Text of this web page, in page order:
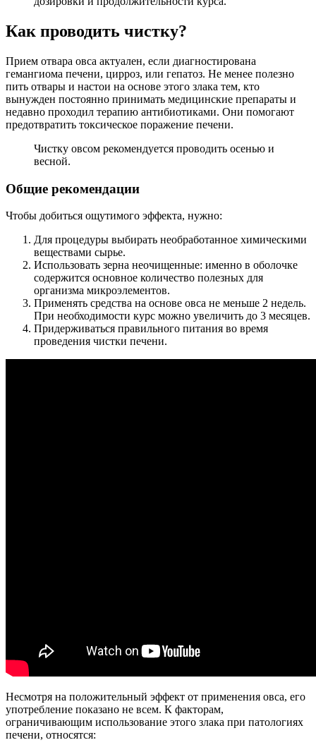
Как проводить чистку?
Прием отвара овса актуален, если диагностирована
гемангиома печени, цирроз, или гепатоз. Не менее полезно
пить отвары и настои на основе этого злака тем, кто
вынужден постоянно принимать медицинские препараты и
недавно проходил терапию антибиотиками. Они помогают
предотвратить токсическое поражение печени.
Чистку овсом рекомендуется проводить осенью и
весной.
Общие рекомендации
Чтобы добиться ощутимого эффекта, нужно:
Для процедуры выбирать необработанное химическими
веществами сырье.
Использовать зерна неочищенные: именно в оболочке
содержится основное количество полезных для
организма микроэлементов.
Применять средства на основе овса не меньше 2 недель.
При необходимости курс можно увеличить до 3 месяцев.
Придерживаться правильного питания во время
проведения чистки печени.
Несмотря на положительный эффект от применения овса, его
употребление показано не всем. К факторам,
ограничивающим использование этого злака при патологиях
печени, относятся: